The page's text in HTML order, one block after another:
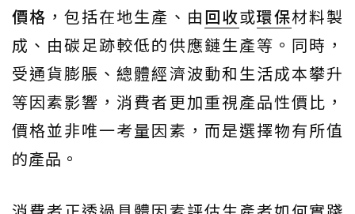
價格 ，包括在地生產、由回收或環保材料製
成、由碳足跡較低的供應鏈生產等。同時，
受通貨膨脹、總體經濟波動和生活成本攀升
等因素影響，消費者更加重視產品性價比，
價格並非唯一考量因素，而是選擇物有所值
的產品。